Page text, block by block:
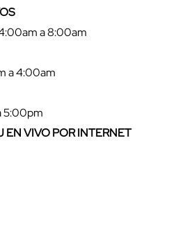
a 8:00am
a 4:00am
5:00pm
EN VIVO POR INTERNET